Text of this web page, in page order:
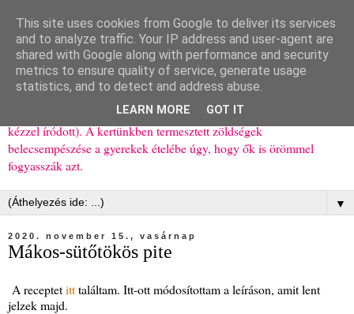
Ízőrző
Kisgyerekes család kipróbált, többnyire egészséges ételeket
bemutató receptjei a mindennapokra (mert a papírfecniket folyton
elhagyom) és gyerekeimnek ajándékba (mint régen, csak ez nem
kézzel íródott). A kertünkben termesztett zöldségek
belecsempészése a gyerekek ételébe úgy, hogy ők is örömmel
fogyasszák azt.
▼
2020. november 15., vasárnap
Mákos-sütőtökös pite
A receptetitttaláltam. Itt-ott módosítottam a leíráson, amit lent
jelzek majd.
This site uses cookies from Google to deliver its services
and to analyze traffic. Your IP address and user-agent are
shared with Google along with performance and security
metrics to ensure quality of service, generate usage
statistics, and to detect and address abuse.
LEARN MORE GOT IT